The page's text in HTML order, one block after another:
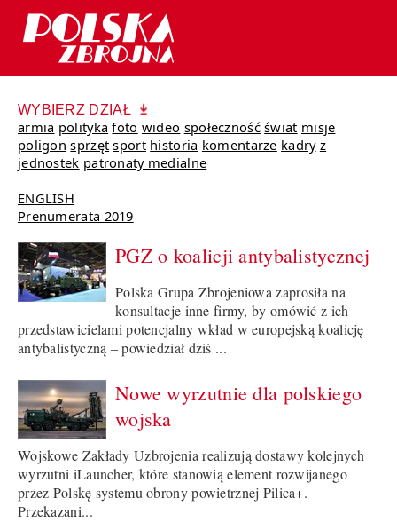
WYBIERZ DZIAŁ
armia polityka foto wideo społeczność świat misje
poligon sprzęt sport historia komentarze kadry z
jednostek patronaty medialne
ENGLISH
Prenumerata 2019
PGZ o koalicji antybalistycznej
Polska Grupa Zbrojeniowa zaprosiła na
konsultacje inne firmy, by omówić z ich
przedstawicielami potencjalny wkład w europejską koalicję
antybalistyczną – powiedział dziś ...
Nowe wyrzutnie dla polskiego
wojska
Wojskowe Zakłady Uzbrojenia realizują dostawy kolejnych
wyrzutni iLauncher, które stanowią element rozwijanego
przez Polskę systemu obrony powietrznej Pilica+.
Przekazani...